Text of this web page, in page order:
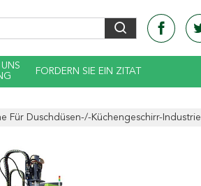
UNS
FORDERN SIE EIN ZITAT
Für Duschdüsen-/-Küchengeschirr-Industrie